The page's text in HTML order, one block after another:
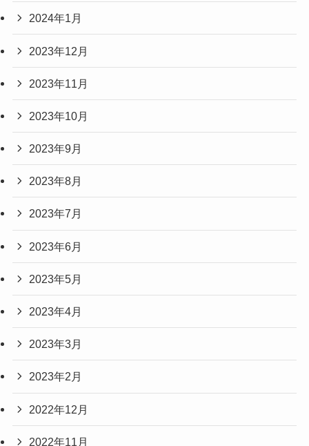
2024年1月
2023年12月
2023年11月
2023年10月
2023年9月
2023年8月
2023年7月
2023年6月
2023年5月
2023年4月
2023年3月
2023年2月
2022年12月
2022年11月